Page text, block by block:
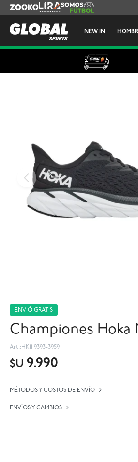
NEW IN
Zooko Lira Somos Futbol
ENVIÓ GRATIS
Championes
HK1119393-3959
$U 9.990
MÉTODOS Y COSTOS DE ENVÍO
ENVÍOS Y CAMBIOS